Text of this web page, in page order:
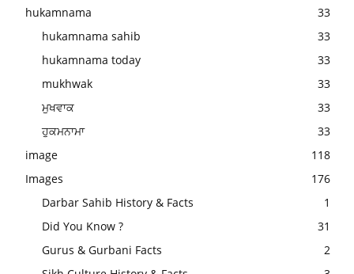
hukamnama
33
hukamnama sahib
33
hukamnama today
33
mukhwak
33
ਮੁਖਵਾਕ
33
ਹੁਕਮਨਾਮਾ
33
image
118
Images
176
Darbar Sahib History & Facts
1
Did You Know ?
31
Gurus & Gurbani Facts
2